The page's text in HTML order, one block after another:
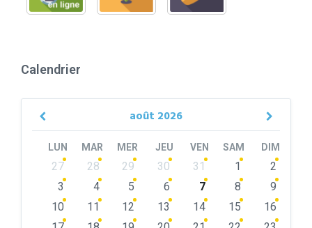
Calendrier
août 2026
Previous
LUN MAR MER JEU VEN SAM DIM
Skip
calendar
27 28 29 30 31 1
2
3
4 5 6 7 8
9
10
11 12 13 14 15
16